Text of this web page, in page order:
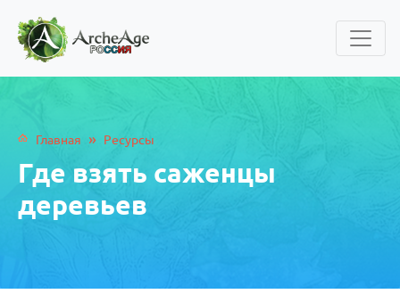
Главная » Ресурсы
Где взять саженцы
деревьев